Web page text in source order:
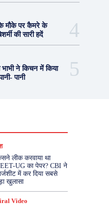
मौके पर कैमरे के
की सारी हदें
ने किचन में किया
पानी
दुनिया
राजनीति वास्तु शास्त्र
More
लीक करवाया था
UG का पेपर? CBI ने
में कर दिया सबसे
खुलासा
Video